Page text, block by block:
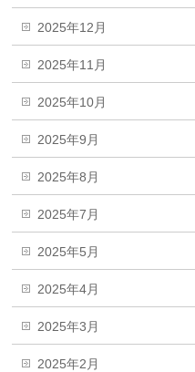
2025年12月
2025年11月
2025年10月
2025年9月
2025年8月
2025年7月
2025年5月
2025年4月
2025年3月
2025年2月